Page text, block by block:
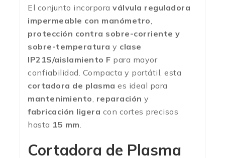
El conjunto incorpora válvula reguladora
impermeable con manómetro,
protección contra sobre-corriente y
sobre-temperatura y clase
IP21S/aislamiento F para mayor
confiabilidad. Compacta y portátil, esta
cortadora de plasma es ideal para
mantenimiento, reparación y
fabricación ligera con cortes precisos
hasta 15 mm.
Cortadora de Plasma